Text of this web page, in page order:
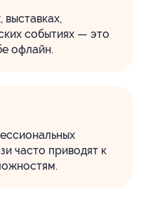
выставках,
событиях — это
офлайн.
часто приводят к